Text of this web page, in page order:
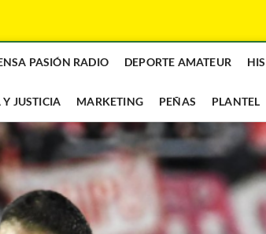
PASIÓN RADIO DEPORTE AMATEUR
JUSTICIA MARKETING PEÑAS PLANTEL